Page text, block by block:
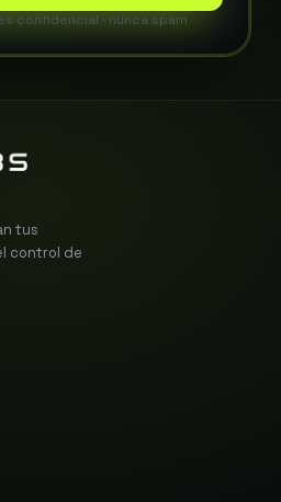
confidencial · nunca spam
tus
control de